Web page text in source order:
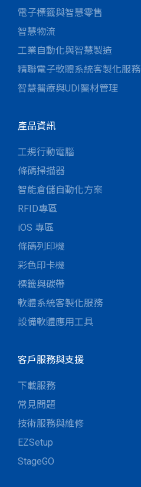
電子標籤與智慧零售
智慧物流
工業自動化與智慧製造
精聯電子軟體系統客製化服務
智慧醫療與UDI醫材管理
產品資訊
工規行動電腦
條碼掃描器
智能倉儲自動化方案
RFID專區
iOS 專區
條碼列印機
彩色印卡機
標籤與碳帶
軟體系統客製化服務
設備軟體應用工具
客戶服務與支援
下載服務
常見問題
技術服務與維修
EZSetup
StageGO